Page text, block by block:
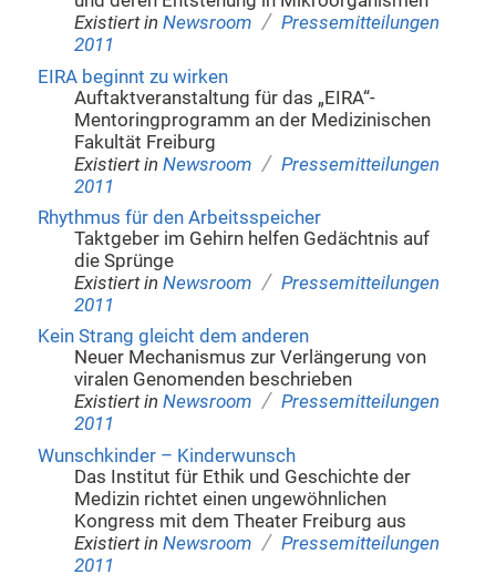
Existiert in Newsroom / Pressemitteilungen
2011
EIRA beginnt zu wirken
Auftaktveranstaltung für das „EIRA“-
Mentoringprogramm an der Medizinischen
Fakultät Freiburg
Existiert in Newsroom / Pressemitteilungen
2011
Rhythmus für den Arbeitsspeicher
Taktgeber im Gehirn helfen Gedächtnis auf
die Sprünge
Existiert in Newsroom / Pressemitteilungen
2011
Kein Strang gleicht dem anderen
Neuer Mechanismus zur Verlängerung von
viralen Genomenden beschrieben
Existiert in Newsroom / Pressemitteilungen
2011
Wunschkinder – Kinderwunsch
Das Institut für Ethik und Geschichte der
Medizin richtet einen ungewöhnlichen
Kongress mit dem Theater Freiburg aus
Existiert in Newsroom / Pressemitteilungen
2011